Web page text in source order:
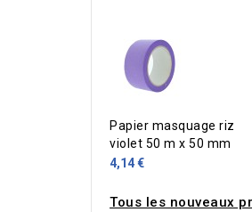
Papier masquage riz
violet 50 m x 50 mm
4,14 €